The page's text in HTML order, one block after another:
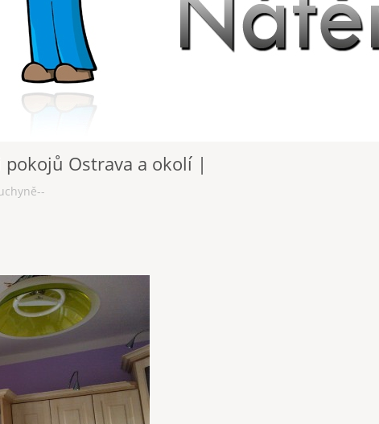
Ostrava a okolí |